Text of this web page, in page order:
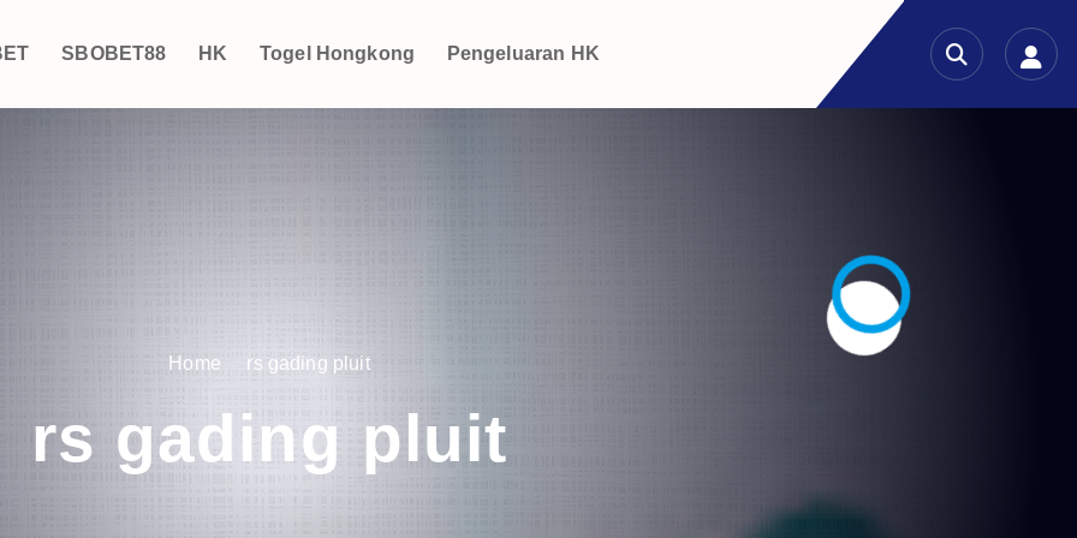
SBOBET88 HK Togel Hongkong Pengeluaran HK
Home rs gading pluit
rs gading pluit